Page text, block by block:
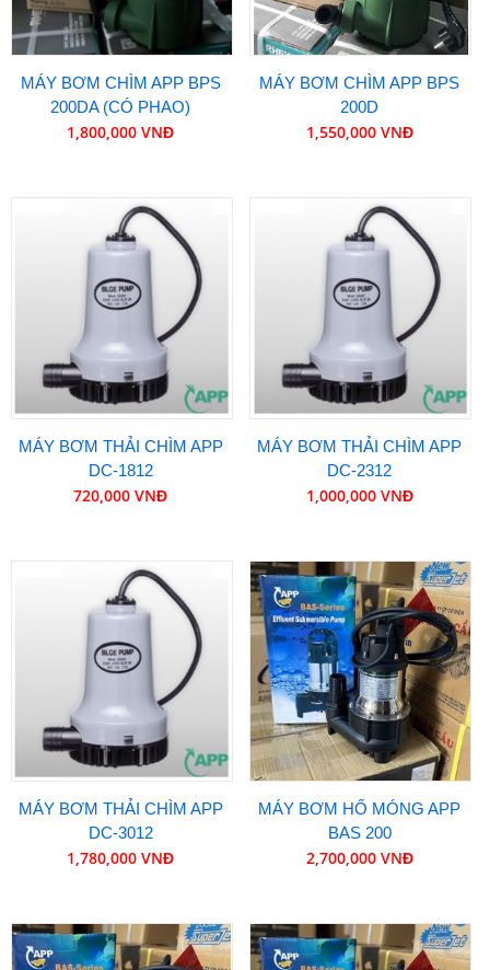
MÁY BƠM CHÌM APP BPS
200DA (CÓ PHAO)
1,800,000 VNĐ
MÁY BƠM CHÌM APP BPS
200D
1,550,000 VNĐ
MÁY BƠM THẢI CHÌM APP
DC-1812
720,000 VNĐ
MÁY BƠM THẢI CHÌM APP
DC-2312
1,000,000 VNĐ
MÁY BƠM THẢI CHÌM APP
DC-3012
1,780,000 VNĐ
MÁY BƠM HỐ MÓNG APP
BAS 200
2,700,000 VNĐ